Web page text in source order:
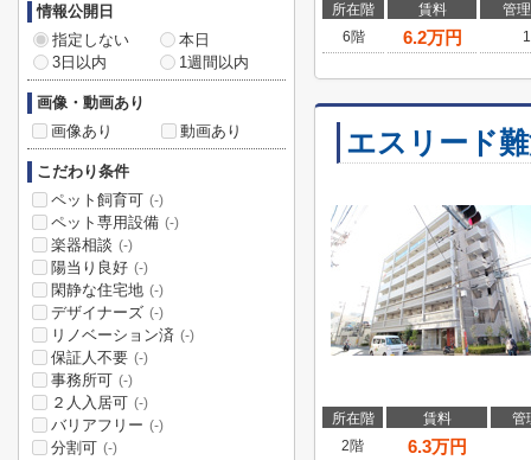
所在階 賃料
管
6階
6.2万円
エスリード
所在階 賃料
管
2階
6.3万円
情報公開日
指定しない
本日
3日以内
1週間以内
画像・動画あり
画像あり
動画あり
こだわり条件
ペット飼育可 (-)
ペット専用設備 (-)
楽器相談 (-)
陽当り良好 (-)
閑静な住宅地 (-)
デザイナーズ (-)
リノベーション済 (-)
保証人不要 (-)
事務所可 (-)
２人入居可 (-)
バリアフリー (-)
分割可 (-)